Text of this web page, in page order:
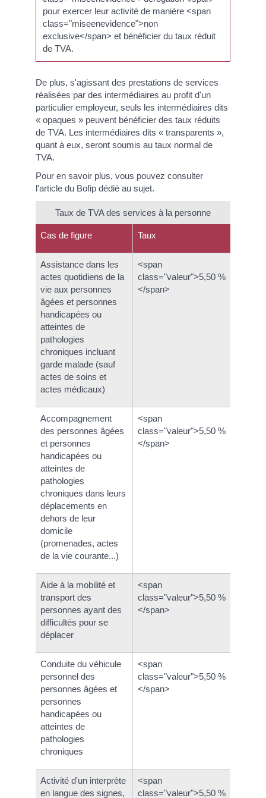
pour exercer leur activité de manière <span
class="miseenevidence">non
exclusive</span> et bénéficier du taux réduit
de TVA.
De plus, s'agissant des prestations de services
réalisées par des intermédiaires au profit d'un
particulier employeur, seuls les intermédiaires dits
« opaques » peuvent bénéficier des taux réduits
de TVA. Les intermédiaires dits « transparents »,
quant à eux, seront soumis au taux normal de
TVA.
Pour en savoir plus, vous pouvez consulter
l'article du Bofip dédié au sujet.
Taux de TVA des services à la personne
Cas de figure Taux
Assistance dans les
actes quotidiens de la
vie aux personnes
âgées et personnes
handicapées ou
atteintes de
pathologies
chroniques incluant
garde malade (sauf
actes de soins et
actes médicaux)
<span
class="valeur">5,50 %
</span>
Accompagnement
des personnes âgées
et personnes
handicapées ou
atteintes de
pathologies
chroniques dans leurs
déplacements en
dehors de leur
domicile
(promenades, actes
de la vie courante...)
<span
class="valeur">5,50 %
</span>
Aide à la mobilité et
transport des
personnes ayant des
difficultés pour se
déplacer
<span
class="valeur">5,50 %
</span>
Conduite du véhicule
personnel des
personnes âgées et
personnes
handicapées ou
atteintes de
pathologies
chroniques
<span
class="valeur">5,50 %
</span>
Activité d'un interprète
en langue des signes,
<span
class="valeur">5,50 %